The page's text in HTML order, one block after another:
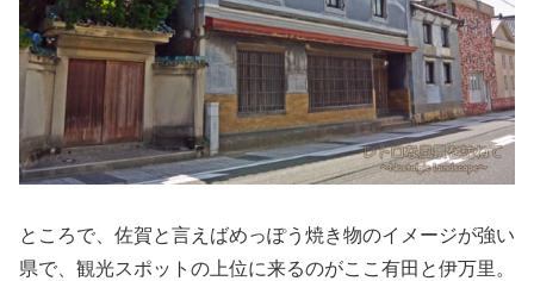
ところで、佐賀と言えばめっぽう焼き物のイメージが強い
県で、観光スポットの上位に来るのがここ有田と伊万里。